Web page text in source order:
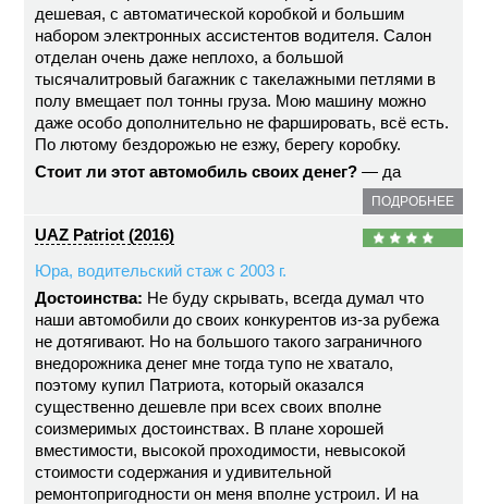
дешевая, с автоматической коробкой и большим
набором электронных ассистентов водителя. Салон
отделан очень даже неплохо, а большой
тысячалитровый багажник с такелажными петлями в
полу вмещает пол тонны груза. Мою машину можно
даже особо дополнительно не фаршировать, всё есть.
По лютому бездорожью не езжу, берегу коробку.
Стоит ли этот автомобиль своих денег? — да
ПОДРОБНЕЕ
UAZ Patriot (2016)
Юра, водительский стаж с 2003 г.
Достоинства: Не буду скрывать, всегда думал что
наши автомобили до своих конкурентов из-за рубежа
не дотягивают. Но на большого такого заграничного
внедорожника денег мне тогда тупо не хватало,
поэтому купил Патриота, который оказался
существенно дешевле при всех своих вполне
соизмеримых достоинствах. В плане хорошей
вместимости, высокой проходимости, невысокой
стоимости содержания и удивительной
ремонтопригодности он меня вполне устроил. И на